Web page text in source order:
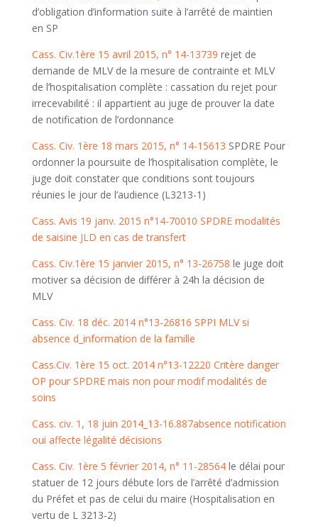
d’obligation d’information suite à l’arrêté de maintien
en SP
Cass. Civ.1ère 15 avril 2015, n° 14-13739 rejet de
demande de MLV de la mesure de contrainte et MLV
de l’hospitalisation complète : cassation du rejet pour
irrecevabilité : il appartient au juge de prouver la date
de notification de l’ordonnance
Cass. Civ. 1ère 18 mars 2015, n° 14-15613 SPDRE Pour
ordonner la poursuite de l’hospitalisation complète, le
juge doit constater que conditions sont toujours
réunies le jour de l’audience (L3213-1)
Cass. Avis 19 janv. 2015 n°14-70010 SPDRE modalités
de saisine JLD en cas de transfert
Cass. Civ.1ère 15 janvier 2015, n° 13-26758 le juge doit
motiver sa décision de différer à 24h la décision de
MLV
Cass. Civ. 18 déc. 2014 n°13-26816 SPPI MLV si
absence d_information de la famille
Cass.Civ. 1ère 15 oct. 2014 n°13-12220 Critère danger
OP pour SPDRE mais non pour modif modalités de
soins
Cass. civ. 1, 18 juin 2014_13-16.887absence notification
oui affecte légalité décisions
Cass. Civ. 1ère 5 février 2014, n° 11-28564le délai pour
statuer de 12 jours débute lors de l’arrêté d’admission
du Préfet et pas de celui du maire (Hospitalisation en
vertu de L 3213-2)